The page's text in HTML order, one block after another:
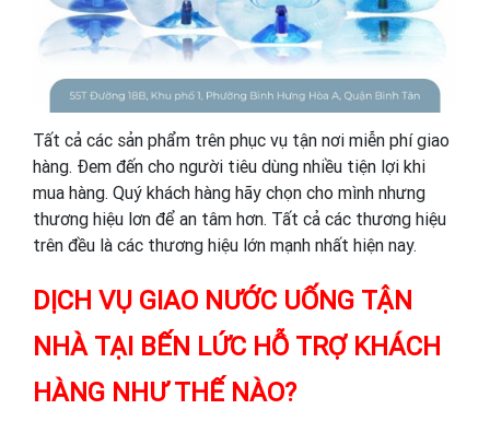
Tất cả các sản phẩm trên phục vụ tận nơi miễn phí giao
hàng. Đem đến cho người tiêu dùng nhiều tiện lợi khi
mua hàng. Quý khách hàng hãy chọn cho mình nhưng
thương hiệu lơn để an tâm hơn. Tất cả các thương hiệu
trên đều là các thương hiệu lớn mạnh nhất hiện nay.
DỊCH VỤ GIAO NƯỚC UỐNG TẬN
NHÀ TẠI BẾN LỨC HỖ TRỢ KHÁCH
HÀNG NHƯ THẾ NÀO?